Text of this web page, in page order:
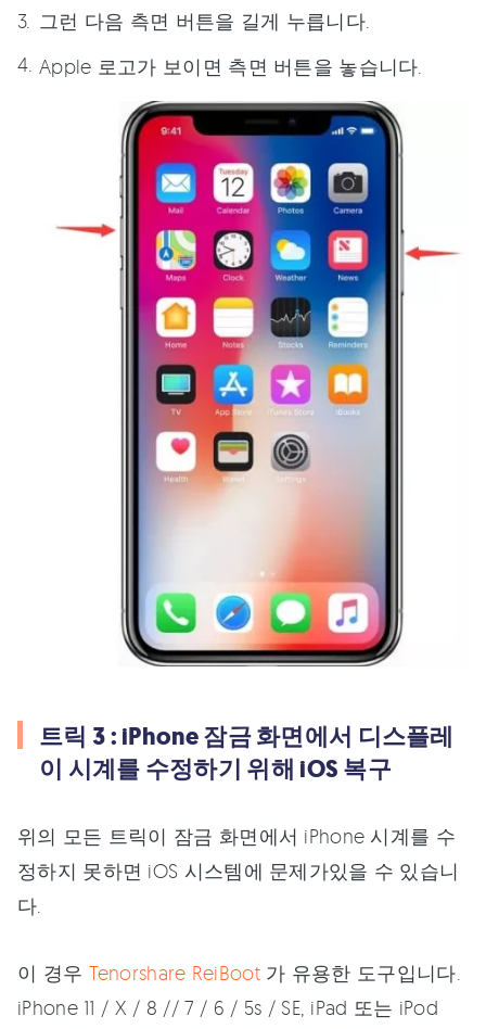
그런 다음 측면 버튼을 길게 누릅니다.
Apple 로고가 보이면 측면 버튼을 놓습니다.
트릭 3 : iPhone 잠금 화면에서 디스플레
이 시계를 수정하기 위해 iOS 복구
위의 모든 트릭이 잠금 화면에서 iPhone 시계를 수
정하지 못하면 iOS 시스템에 문제가있을 수 있습니
다.
이 경우 Tenorshare ReiBoot 가 유용한 도구입니다.
iPhone 11 / X / 8 // 7 / 6 / 5s / SE, iPad 또는 iPod